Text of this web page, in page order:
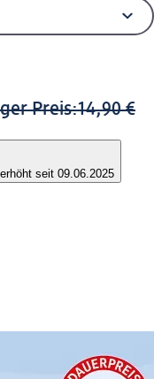
Preis:14,90 €
seit 09.06.2025